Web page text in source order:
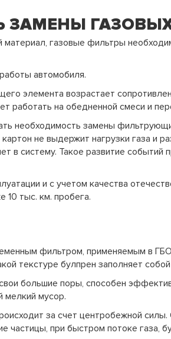
ЗАМЕНЫ
газовые фильтры
автомобиля.
элемента возрастает
работать на обедненной смеси и
необходимость замены
не выдержит нагрузки газа и
в систему. Такое развитие
и с учетом качества
10 тыс. км. пробега.
фильтром, применяемым в
текстуре булпрен заполняет
большие поры, способен
мелкий мусор.
за счет центробежной
частицы, при быстром потоке газа,